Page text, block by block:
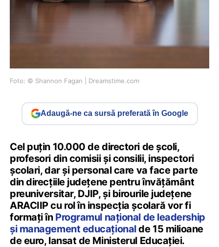
Foto: © Shannon Fagan | Dreamstime.com
Adaugă-ne ca sursă preferată în Google
Cel puțin 10.000 de directori de școli,
profesori din comisii și consilii, inspectori
școlari, dar și personal care va face parte
din direcțiile județene pentru învățământ
preuniversitar, DJIP, și birourile județene
ARACIIP cu rol în inspecția școlară vor fi
formați în Programul național de leadership
și management educaționalde 15 milioane
de euro, lansat de Ministerul Educației.